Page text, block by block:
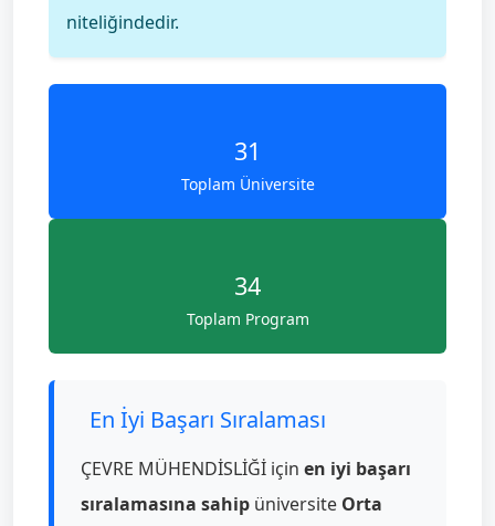
niteliğindedir.
31
Toplam Üniversite
34
Toplam Program
En İyi Başarı Sıralaması
ÇEVRE MÜHENDİSLİĞİ için en iyi başarı
sıralamasına sahip üniversite Orta